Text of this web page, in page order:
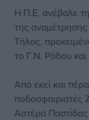
Η Π.Ε. ανέβαλε
της
Τήλος,
το Γ.Ν. Ρόδου
Από εκεί και
ποδοσφαιριστές
Αστέρα